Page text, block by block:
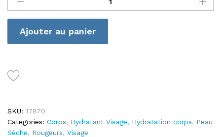
creme
emolliente
200ml
quantité
Ajouter au panier
SKU: 17870
Categories: Corps, Hydratant Visage, Hydratation corps, Peau
Sèche, Rougeurs, Visage